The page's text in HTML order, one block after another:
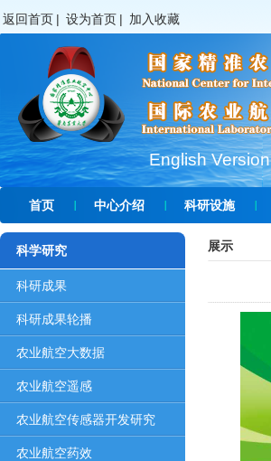
返回首页 | 设为首页 | 加入收藏
English Version
首页 中心介绍 科研设施
科学研究
科研成果
科研成果轮播
农业航空大数据
农业航空遥感
农业航空传感器开发研究
农业航空药效
展示